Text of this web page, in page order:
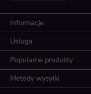
Informacje
Usługa
Popularne produkty
Metody wysyłki